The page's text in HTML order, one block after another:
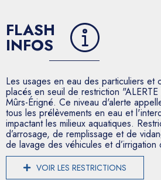
FLASH
INFOS
Les usages en eau des particuliers et
placés en seuil de restriction
Mûrs-Érigné. Ce niveau d'alerte
tous les prélèvements en eau et
impactant les milieux aquatiques.
d’arrosage, de remplissage et de
de lavage des véhicules et d’irrigation
VOIR LES RESTRICTIONS